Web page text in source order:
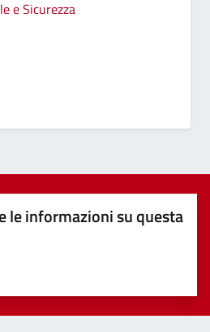
e Sicurezza
le informazioni su questa
stelle su 5
su 5
5